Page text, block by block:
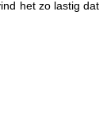
het zo lastig dat